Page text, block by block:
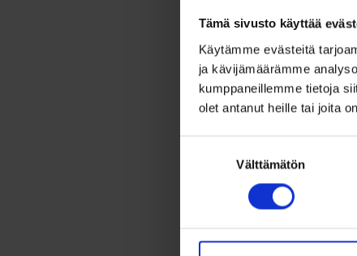
Tämä sivusto käyttää
Käytämme evästeitä
ja kävijämäärämme
kumppaneillemme tietoja
olet antanut heille tai joita
Välttämätön